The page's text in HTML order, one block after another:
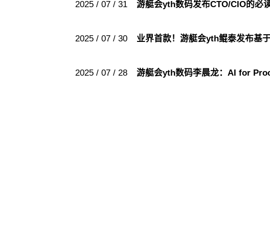
2025 / 07 / 31 游艇会yth数码发布CTO/CIO的必
2025 / 07 / 30 业界首款！游艇会yth鲲泰发布基
2025 / 07 / 28 游艇会yth数码李晨龙：AI for